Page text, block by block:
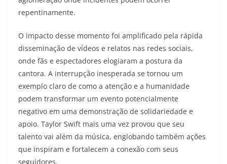
repentinamente.
O impacto desse momento foi amplificado pela rápida
disseminação de vídeos e relatos nas redes sociais,
onde fãs e espectadores elogiaram a postura da
cantora. A interrupção inesperada se tornou um
exemplo claro de como a atenção e a humanidade
podem transformar um evento potencialmente
negativo em uma demonstração de solidariedade e
apoio. Taylor Swift mais uma vez provou que seu
talento vai além da música, englobando também ações
que inspiram e fortalecem a conexão com seus
seguidores.